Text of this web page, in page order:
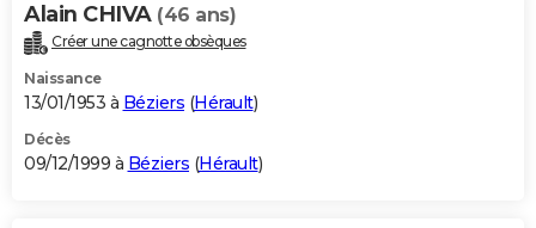
Alain CHIVA (46 ans)
Créer une cagnotte obsèques
Naissance
13/01/1953 à Béziers (Hérault)
Décès
09/12/1999 à Béziers (Hérault)